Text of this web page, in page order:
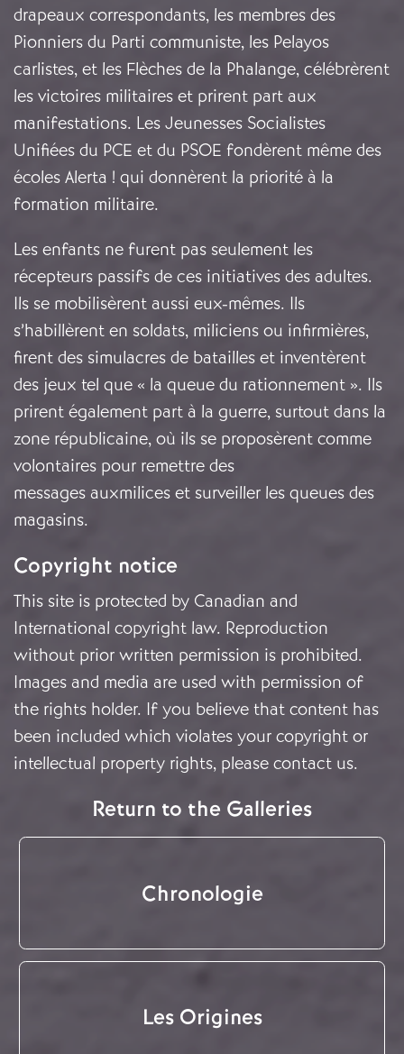
drapeaux correspondants, les membres des
Pionniers du Parti communiste, les Pelayos
carlistes, et les Flèches de la Phalange, célébrèrent
les victoires militaires et prirent part aux
manifestations. Les Jeunesses Socialistes
Unifiées du PCE et du PSOE fondèrent même des
écoles Alerta ! qui donnèrent la priorité à la
formation militaire.
Les enfants ne furent pas seulement les
récepteurs passifs de ces initiatives des adultes.
Ils se mobilisèrent aussi eux-mêmes. Ils
s’habillèrent en soldats, miliciens ou infirmières,
firent des simulacres de batailles et inventèrent
des jeux tel que « la queue du rationnement ». Ils
prirent également part à la guerre, surtout dans la
zone républicaine, où ils se proposèrent comme
volontaires pour remettre des
messages auxmilices et surveiller les queues des
magasins.
Copyright notice
This site is protected by Canadian and
International copyright law. Reproduction
without prior written permission is prohibited.
Images and media are used with permission of
the rights holder. If you believe that content has
been included which violates your copyright or
intellectual property rights, please contact us.
Return to the Galleries
Chronologie
Les Origines